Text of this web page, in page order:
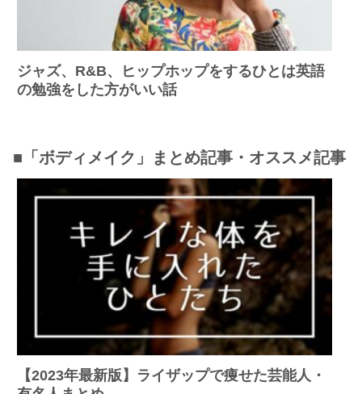
ジャズ、R&B、ヒップホップをするひとは英語
の勉強をした方がいい話
■「ボディメイク」まとめ記事・オススメ記事
【2023年最新版】ライザップで痩せた芸能人・